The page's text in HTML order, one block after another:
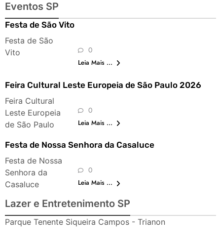
Eventos SP
Festa de São Vito
Festa de São
Vito
0
Leia Mais ...
Feira Cultural Leste Europeia de São Paulo 2026
Feira Cultural
Leste Europeia
de São Paulo
0
Leia Mais ...
Festa de Nossa Senhora da Casaluce
Festa de Nossa
Senhora da
Casaluce
0
Leia Mais ...
Lazer e Entretenimento SP
Parque Tenente Siqueira Campos - Trianon